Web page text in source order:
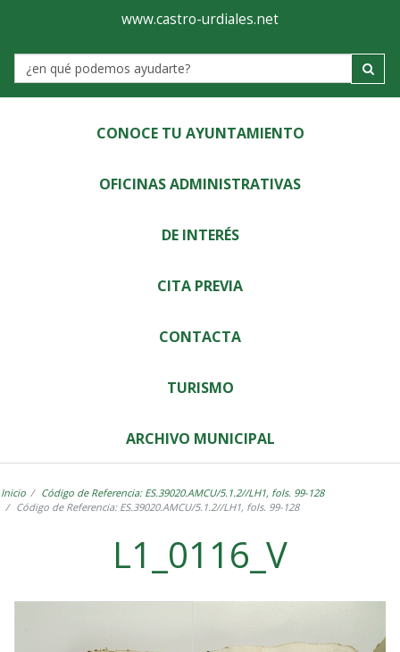
Ayuntamiento
de
Castro-
Urdiales
www.castro-urdiales.net
Label
CONOCE TU AYUNTAMIENTO
OFICINAS ADMINISTRATIVAS
DE INTERÉS
CITA PREVIA
CONTACTA
TURISMO
ARCHIVO MUNICIPAL
Inicio
Código de Referencia: ES.39020.AMCU/5.1.2//LH1, fols. 99-128
Código de Referencia: ES.39020.AMCU/5.1.2//LH1, fols. 99-128
L1_0116_V